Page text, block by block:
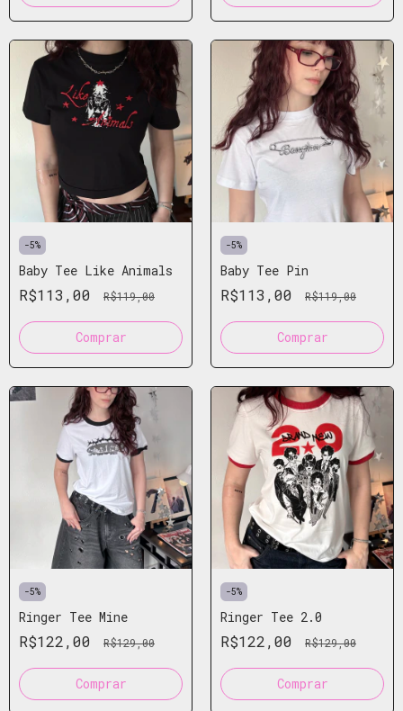
-5%
Baby Tee Like Animals
R$113,00 R$119,00
Comprar
-5%
Baby Tee Pin
R$113,00 R$119,00
Comprar
-5%
Ringer Tee Mine
R$122,00 R$129,00
Comprar
-5%
Ringer Tee 2.0
R$122,00 R$129,00
Comprar